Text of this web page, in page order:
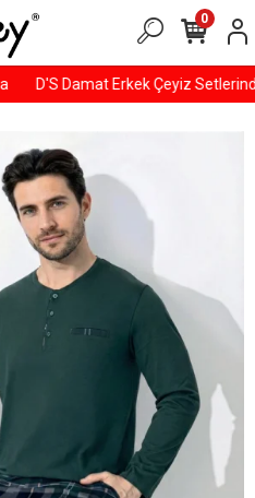
D'S Damat Erkek Çeyiz
0